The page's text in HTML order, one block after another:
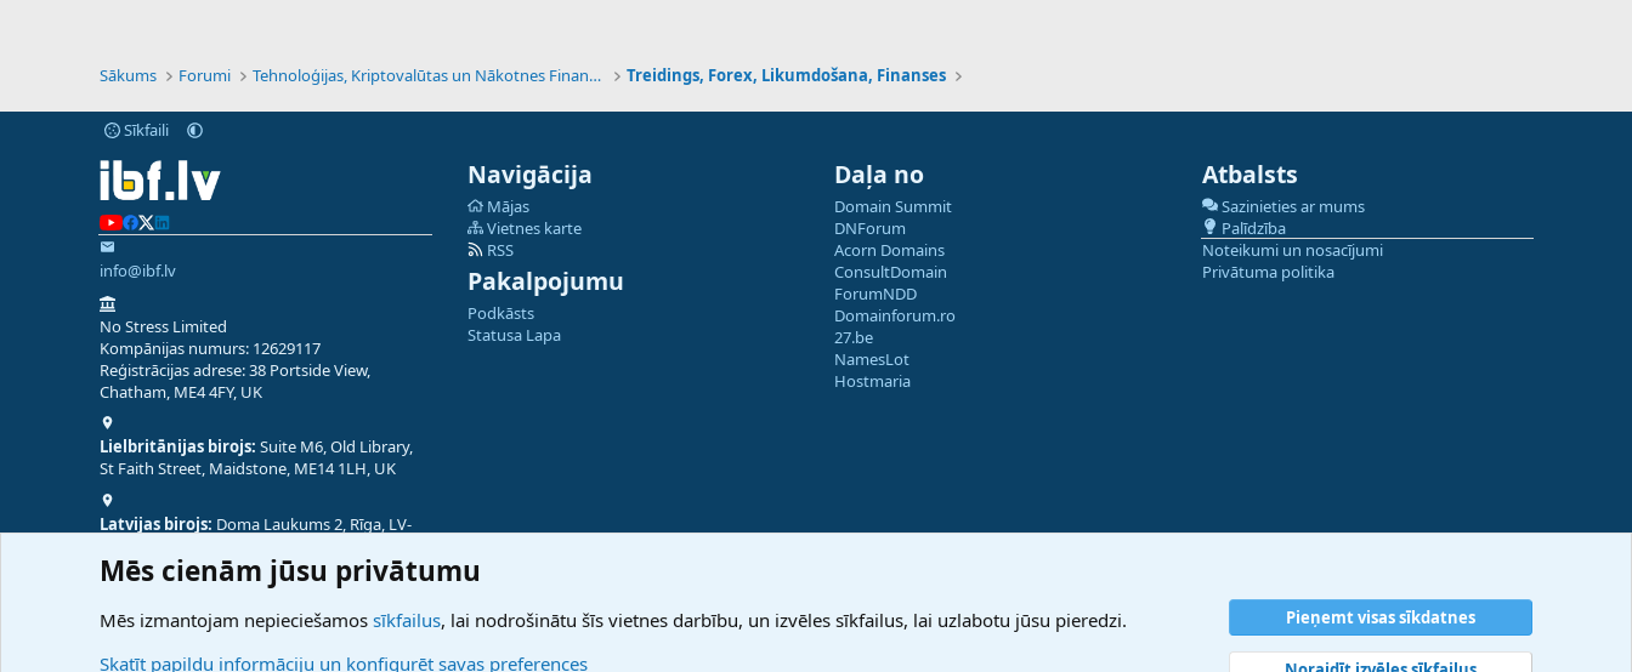
Sākums Forumi Tehnoloģijas, Kriptovalūtas un Nākotnes Finanses Treidings, Forex, Likumdošana, Finanses
Sīkfaili
info@ibf.lv
No Stress Limited
Kompānijas numurs: 12629117
Reģistrācijas adrese: 38 Portside View,
Chatham, ME4 4FY, UK
Lielbritānijas birojs: Suite M6, Old Library,
St Faith Street, Maidstone, ME14 1LH, UK
Latvijas birojs: Doma Laukums 2, Rīga, LV-
Navigācija
Mājas
Vietnes karte
RSS
Pakalpojumu
Podkāsts
Statusa Lapa
Daļa no
Domain Summit
DNForum
Acorn Domains
ConsultDomain
ForumNDD
Domainforum.ro
27.be
NamesLot
Hostmaria
Atbalsts
Sazinieties ar mums
Palīdzība
Noteikumi un nosacījumi
Privātuma politika
Mēs cienām jūsu privātumu
Mēs izmantojam nepieciešamos sīkfailus, lai nodrošinātu šīs vietnes darbību, un izvēles sīkfailus, lai uzlabotu jūsu pieredzi.
Skatīt papildu informāciju un konfigurēt savas preferences
Pieņemt visas sīkdatnes